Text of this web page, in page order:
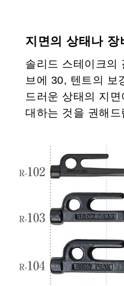
지면의 상태나
솔리드 스테이크의
브에 30, 텐트의 보
드러운 상태의 지
대하는 것을 권해드